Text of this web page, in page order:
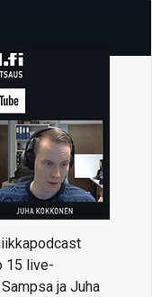
15 live-
Sampsa ja Juha